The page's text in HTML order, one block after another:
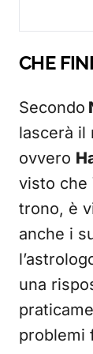
CHE
Secondo
lascerà il
ovvero
visto che
trono, è
anche i
una
problemi